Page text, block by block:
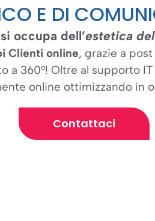
E DI
occupa dell’estetica
Clienti online, grazie a
a 360°! Oltre al supporto
online ottimizzando in
Contattaci